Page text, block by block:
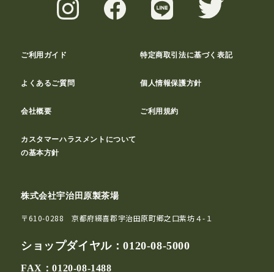
ご利用ガイド 特定商取引法に基づく表記
よくあるご質問 個人情報保護方針
会社概要 ご利用規約
カスタマーハラスメントについて
の基本方針
株式会社宇治田原製茶場
〒610-0288 京都府綴喜郡宇治田原町郷之口紫坊４-１
ショップダイヤル：0120-08-5000
FAX：0120-08-1488